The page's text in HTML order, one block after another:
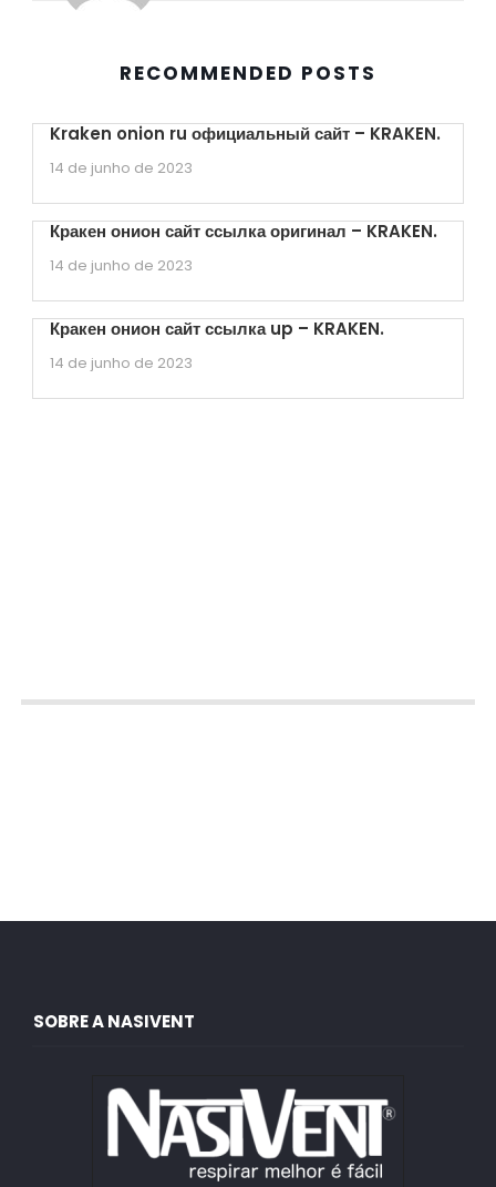
RECOMMENDED POSTS
Kraken onion ru официальный сайт – KRAKEN.
14 de junho de 2023
Кракен онион сайт ссылка оригинал – KRAKEN.
14 de junho de 2023
Кракен онион сайт ссылка up – KRAKEN.
14 de junho de 2023
SOBRE A NASIVENT